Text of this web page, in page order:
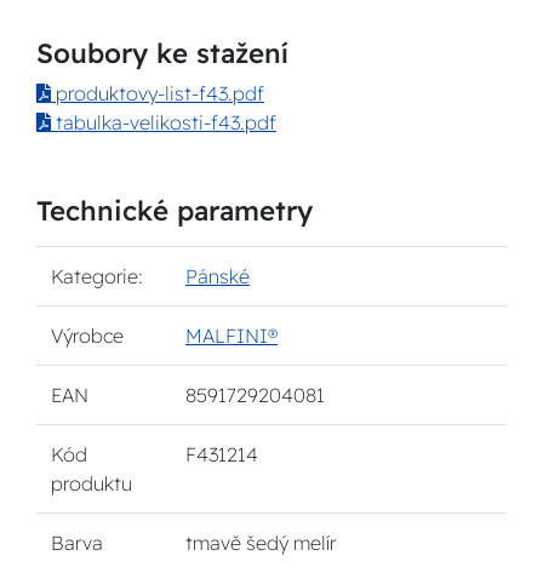
Soubory ke stažení
produktovy-list-f43.pdf
tabulka-velikosti-f43.pdf
Technické parametry
Kategorie: Pánské
Výrobce MALFINI®
EAN 8591729204081
Kód
produktu
F431214
Barva tmavě šedý melír